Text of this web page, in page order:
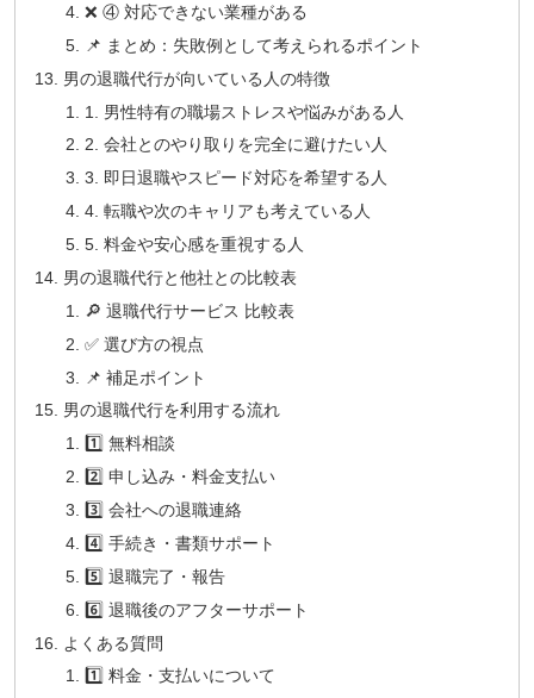
❌ ④ 対応できない業種がある
📌 まとめ：失敗例として考えられるポイント
男の退職代行が向いている人の特徴
1. 男性特有の職場ストレスや悩みがある人
2. 会社とのやり取りを完全に避けたい人
3. 即日退職やスピード対応を希望する人
4. 転職や次のキャリアも考えている人
5. 料金や安心感を重視する人
男の退職代行と他社との比較表
🔎 退職代行サービス 比較表
✅ 選び方の視点
📌 補足ポイント
男の退職代行を利用する流れ
1️⃣ 無料相談
2️⃣ 申し込み・料金支払い
3️⃣ 会社への退職連絡
4️⃣ 手続き・書類サポート
5️⃣ 退職完了・報告
6️⃣ 退職後のアフターサポート
よくある質問
1️⃣ 料金・支払いについて